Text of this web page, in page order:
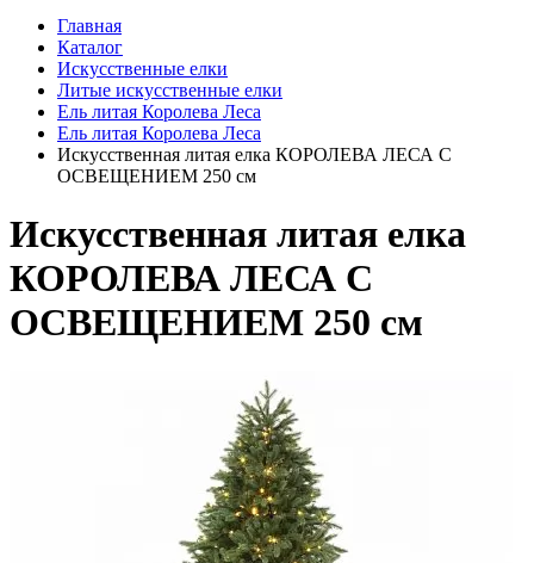
Главная
Каталог
Искусственные елки
Литые искусственные елки
Ель литая Королева Леса
Ель литая Королева Леса
Искусственная литая елка КОРОЛЕВА ЛЕСА С
ОСВЕЩЕНИЕМ 250 см
Искусственная литая елка
КОРОЛЕВА ЛЕСА С
ОСВЕЩЕНИЕМ 250 см